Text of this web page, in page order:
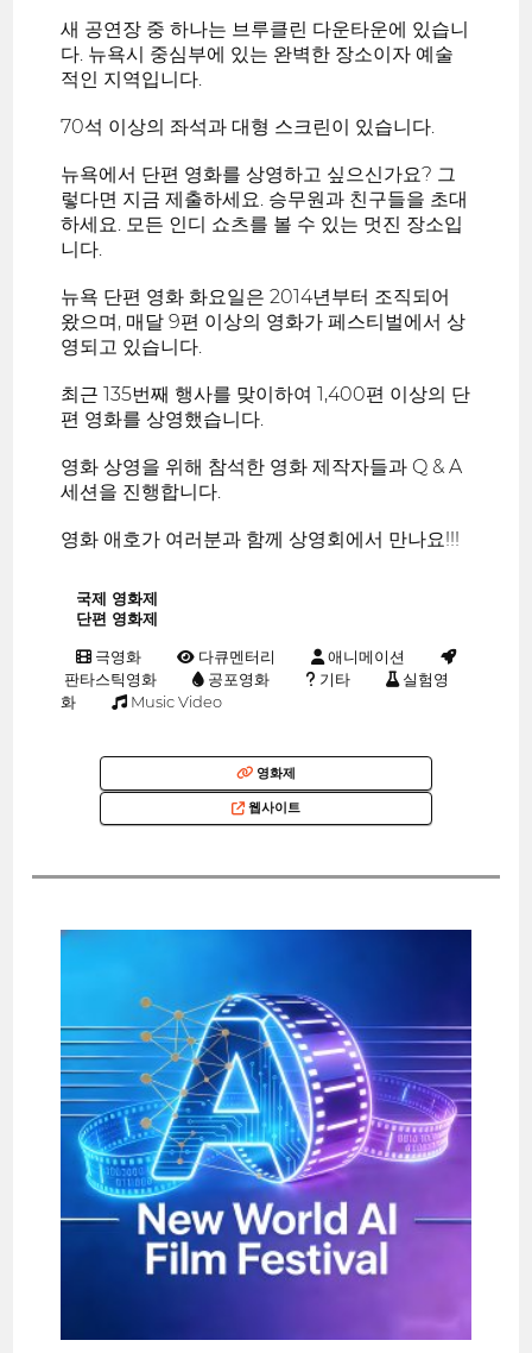
새 공연장 중 하나는 브루클린 다운타운에 있습니
다. 뉴욕시 중심부에 있는 완벽한 장소이자 예술
적인 지역입니다.
70석 이상의 좌석과 대형 스크린이 있습니다.
뉴욕에서 단편 영화를 상영하고 싶으신가요? 그
렇다면 지금 제출하세요. 승무원과 친구들을 초대
하세요. 모든 인디 쇼츠를 볼 수 있는 멋진 장소입
니다.
뉴욕 단편 영화 화요일은 2014년부터 조직되어
왔으며, 매달 9편 이상의 영화가 페스티벌에서 상
영되고 있습니다.
최근 135번째 행사를 맞이하여 1,400편 이상의 단
편 영화를 상영했습니다.
영화 상영을 위해 참석한 영화 제작자들과 Q & A
세션을 진행합니다.
영화 애호가 여러분과 함께 상영회에서 만나요!!!
국제 영화제
단편 영화제
극영화 다큐멘터리
애니메이션
판타스틱영화
공포영화 기타
실험영
화
Music Video
영화제
웹사이트